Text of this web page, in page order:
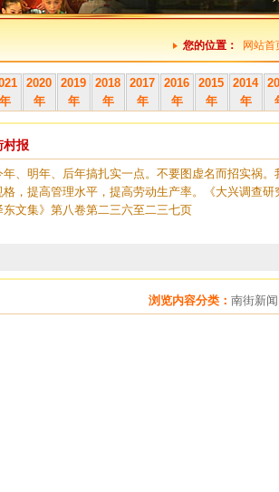
您的位置： 网站首
年
2020
年
2019
年
2018
年
2017
年
2016
年
2015
年
2014
年
村报
年、明年、后年搞扎实一点。不要图虚名而招实祸。
，提高管理水平，提高劳动生产率。《大兴调查
东文集》第八卷第二三六至二三七页
浏览内容分类： 南街新闻